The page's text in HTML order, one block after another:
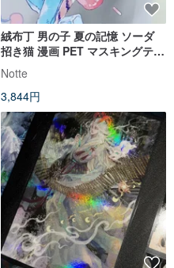
絨布丁 男の子 夏の記憶 ソーダ
招き猫 漫画 PET マスキングテー
プ シェルライト
Notte
3,844円